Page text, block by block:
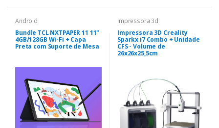
Android
Bundle TCL NXTPAPER 11 11"
4GB/128GB Wi-Fi + Capa
Preta com Suporte de Mesa
Impressora 3d
Impressora 3D Creality
Sparkx i7 Combo + Unidade
CFS - Volume de
26x26x25,5cm